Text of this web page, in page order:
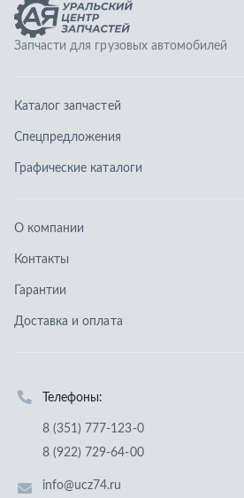
О компании
Контакты
Доставка и оплата
Отправить заявку
Политика конфиденциальности